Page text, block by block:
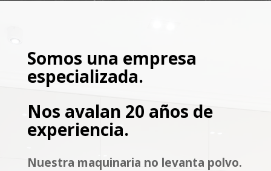
Somos una empresa
especializada.
Nos avalan 20 años de
experiencia.
Nuestra maquinaria no levanta polvo.